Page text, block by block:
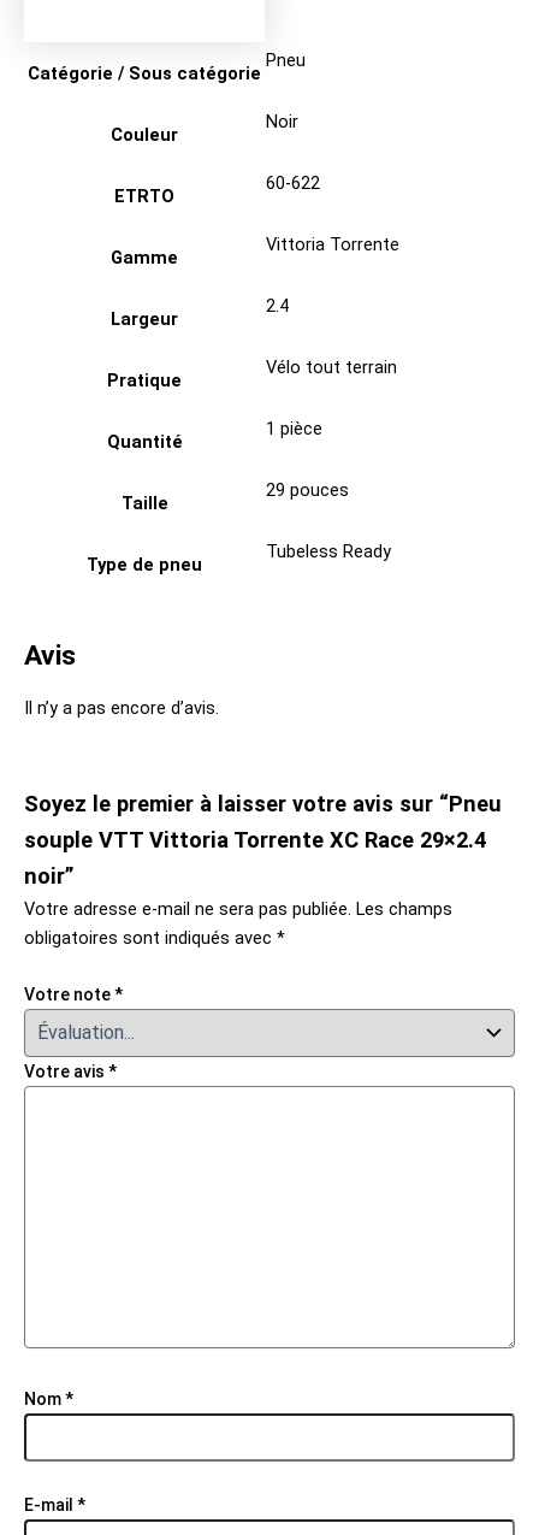
Catégorie / Sous catégorie
Pneu
Couleur
Noir
ETRTO
60-622
Gamme
Vittoria Torrente
Largeur
2.4
Pratique
Vélo tout terrain
Quantité
1 pièce
Taille
29 pouces
Type de pneu
Tubeless Ready
Avis
Il n’y a pas encore d’avis.
Soyez le premier à laisser votre avis sur “Pneu
souple VTT Vittoria Torrente XC Race 29×2.4
noir”
Votre adresse e-mail ne sera pas publiée. Les champs
obligatoires sont indiqués avec *
Votre note*
Votre avis *
Nom*
E-mail *